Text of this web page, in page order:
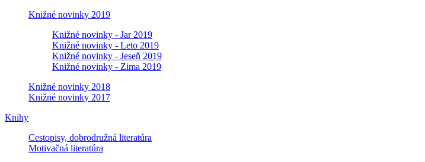
Knižné novinky 2019
Knižné novinky - Jar 2019
Knižné novinky - Leto 2019
Knižné novinky - Jeseň 2019
Knižné novinky - Zima 2019
Knižné novinky 2018
Knižné novinky 2017
Knihy
Cestopisy, dobrodružná literatúra
Motivačná literatúra